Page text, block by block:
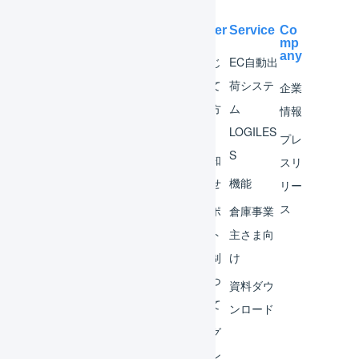
Help Center
はじ
めて
の方
お知
らせ
サポ
ート
体制
につ
いて
ログ
イン
Service
EC自動出
荷システ
ム
LOGILES
S
機能
倉庫事業
主さま向
け
資料ダウ
ンロード
Co
mp
any
企業
情報
プレ
スリ
リー
ス